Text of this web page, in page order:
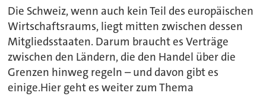
Die Schweiz, wenn auch kein Teil des europäischen
Wirtschaftsraums, liegt mitten zwischen dessen
Mitgliedsstaaten. Darum braucht es Verträge
zwischen den Ländern, die den Handel über die
Grenzen hinweg regeln – und davon gibt es
einige.Hier geht es weiter zum Thema